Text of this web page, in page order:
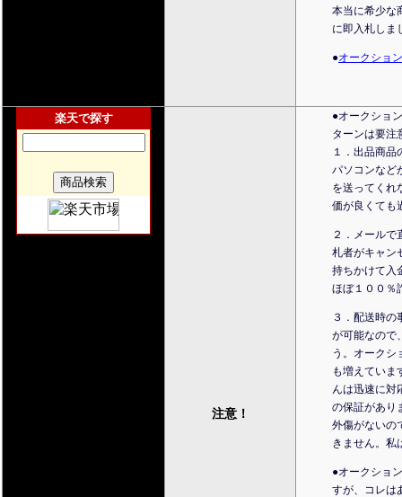
本当に希少な
に即入札しま
●オークショ
楽天で探す
注意！
●オークショ
ターンは要注
１．出品商
パソコンなど
を送ってくれ
価が良くても
２．メール
札者がキャン
持ちかけて入
ほぼ１００％
３．配送時
が可能なので
う。オークシ
も増えていま
んは迅速に対
の保証があり
外傷がないの
きません。私
●オークショ
すが、コレは